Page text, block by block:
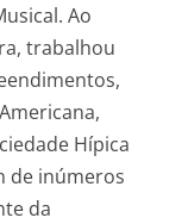
Ao
trabalhou
Hípica
de inúmeros
da